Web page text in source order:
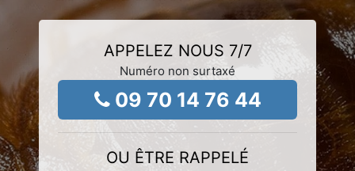
APPELEZ NOUS 7/7
Numéro non surtaxé
09 70 14 76 44
OU ÊTRE RAPPELÉ